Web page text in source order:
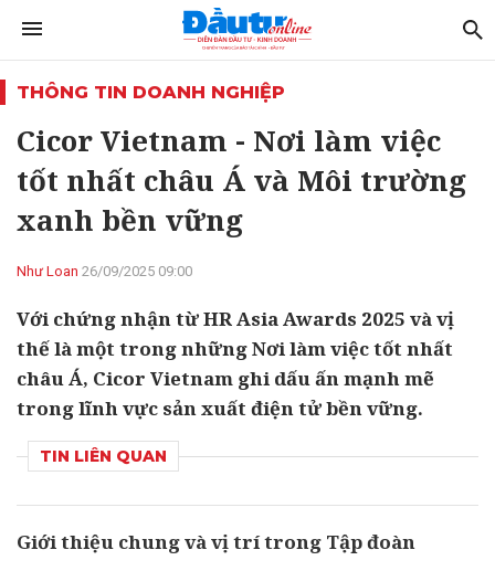
THÔNG TIN DOANH NGHIỆP
Cicor Vietnam - Nơi làm việc
tốt nhất châu Á và Môi trường
xanh bền vững
Như Loan 26/09/2025 09:00
Với chứng nhận từ HR Asia Awards 2025 và vị
thế là một trong những Nơi làm việc tốt nhất
châu Á, Cicor Vietnam ghi dấu ấn mạnh mẽ
trong lĩnh vực sản xuất điện tử bền vững.
TIN LIÊN QUAN
Giới thiệu chung và vị trí trong Tập đoàn